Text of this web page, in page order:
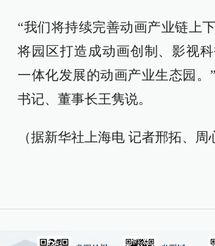
“我们将持续完善动画产业链上
将园区打造成动画创制、影视
一体化发展的动画产业生态园。
书记、董事长王隽说。
（据新华社上海电 记者邢拓、周